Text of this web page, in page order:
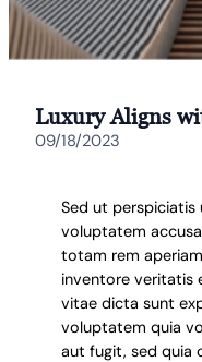
Luxury Aligns
09/18/2023
Sed ut perspiciatis
voluptatem
totam rem
inventore veritatis
vitae dicta sunt
voluptatem quia
aut fugit, sed quia